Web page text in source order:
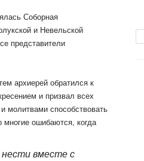
Соборная
и Невельской
представители
архиерей обратился к
и призвал всех
молитвами способствовать
ошибаются, когда
вместе с